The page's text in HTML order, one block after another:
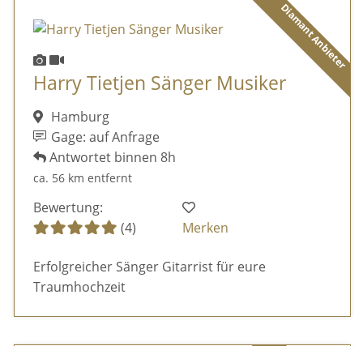
Diamant Anbieter
Harry Tietjen Sänger Musiker
Hamburg
Gage: auf Anfrage
Antwortet binnen 8h
ca. 56 km entfernt
Bewertung:
(4)
Merken
Erfolgreicher Sänger Gitarrist für eure
Traumhochzeit